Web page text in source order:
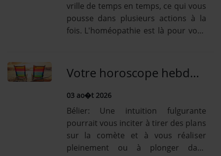
vrille de temps en temps, ce qui vous
pousse dans plusieurs actions à la
fois. L'homéopathie est là pour vous
la [...] Lire la suiteBoeuf: Votre famille
attend avec impatience votre...
Votre horoscope hebdodu 3 Août est arrivé: parcourez-le sans plus attendre!
03 ao�t 2026
Bélier: Une intuition fulgurante
pourrait vous inciter à tirer des plans
sur la comète et à vous réaliser
pleinement ou à plonger dans